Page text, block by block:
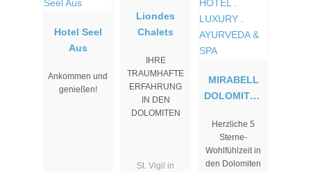
Hotel Seel
Aus
Ankommen und
genießen!
Liondes
Chalets
IHRE
TRAUMHAFTE
ERFAHRUNG
IN DEN
DOLOMITEN
St. Vigil in
MIRABELL
DOLOMITES
LUXURY .
AYURVEDA
& SPA
Herzliche 5
Sterne-
Wohlfühlzeit in
den Dolomiten